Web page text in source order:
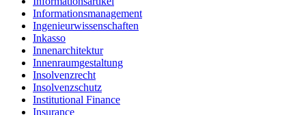
Informationsmanagement
Ingenieurwissenschaften
Inkasso
Innenarchitektur
Innenraumgestaltung
Insolvenzrecht
Insolvenzschutz
Institutional Finance
Insurance